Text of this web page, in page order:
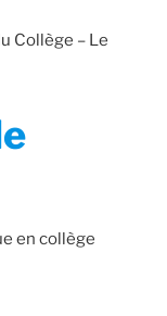
Collège – Le
en collège